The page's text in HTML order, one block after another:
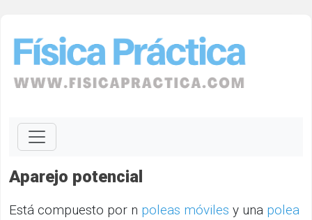
Aparejo potencial
Está compuesto por n poleas móviles y una polea